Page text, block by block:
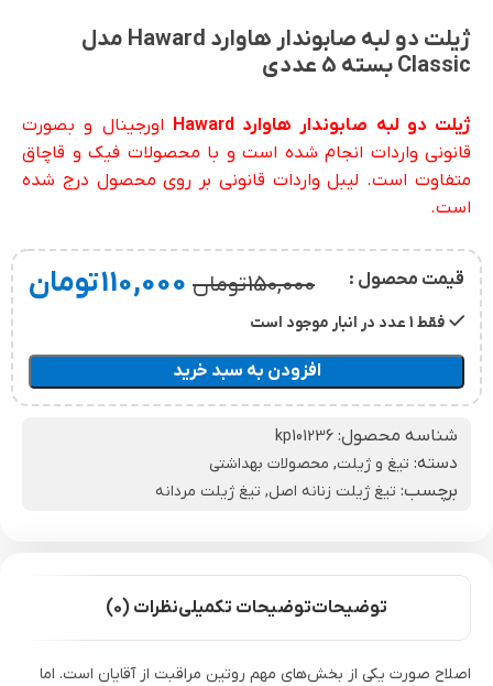
ژیلت دو لبه صابوندار هاوارد Haward مدل
Classic بسته 5 عددی
ژیلت دو لبه صابوندار هاوارد Haward
اورجینال و بصورت
قانونی واردات انجام شده است و با محصولات فیک و قاچاق
متفاوت است. لیبل واردات قانونی بر روی محصول درج شده
است.
قیمت محصول : 150,000تومان 110,000تومان
فقط 1 عدد در انبار موجود است
افزودن به سبد خرید
شناسه محصول: kp101236
دسته: تیغ و ژیلت, محصولات بهداشتی
برچسب: تیغ ژیلت زنانه اصل, تیغ ژیلت مردانه
توضیحاتتوضیحات تکمیلینظرات (0)
اصلاح صورت یکی از بخش‌های مهم روتین مراقبت از آقایان است. اما